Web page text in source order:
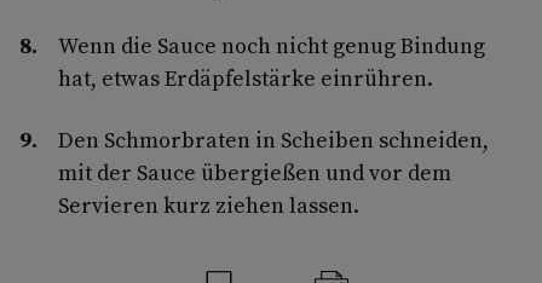
Wenn die Sauce noch nicht genug Bindung
hat, etwas Erdäpfelstärke einrühren.
Den Schmorbraten in Scheiben schneiden,
mit der Sauce übergießen und vor dem
Servieren kurz ziehen lassen.